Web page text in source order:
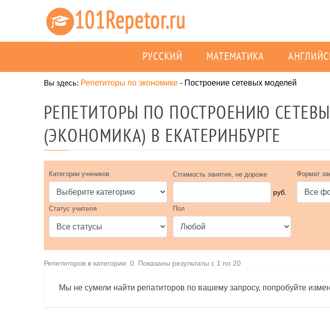
РУССКИЙ МАТЕМАТИКА
Вы здесь: Репетиторы по экономике - Построение сетевых моделей
РЕПЕТИТОРЫ ПО ПОСТРОЕНИЮ
(ЭКОНОМИКА) В ЕКАТЕРИНБУРГЕ
Категории учеников Стоимость занятия, не дороже
руб.
Формат
Статус учителя Пол
Репетиторов в категории: 0. Показаны результаты с 1 по 20
Мы не сумели найти репатиторов по вашему запросу, попробуйте